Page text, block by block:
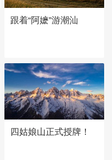
跟着“阿嬷”游潮汕
四姑娘山正式授牌！